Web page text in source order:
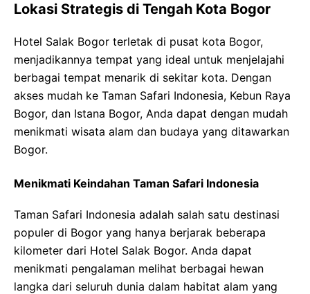
Lokasi Strategis di Tengah Kota Bogor
Hotel Salak Bogor terletak di pusat kota Bogor,
menjadikannya tempat yang ideal untuk menjelajahi
berbagai tempat menarik di sekitar kota. Dengan
akses mudah ke Taman Safari Indonesia, Kebun Raya
Bogor, dan Istana Bogor, Anda dapat dengan mudah
menikmati wisata alam dan budaya yang ditawarkan
Bogor.
Menikmati Keindahan Taman Safari Indonesia
Taman Safari Indonesia adalah salah satu destinasi
populer di Bogor yang hanya berjarak beberapa
kilometer dari Hotel Salak Bogor. Anda dapat
menikmati pengalaman melihat berbagai hewan
langka dari seluruh dunia dalam habitat alam yang